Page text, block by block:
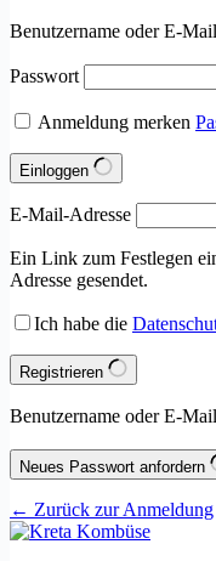
Benutzername oder E-
Passwort
Anmeldung merken
Einloggen
E-Mail-Adresse
Ein Link zum Festlegen
Adresse gesendet.
Ich habe die
Registrieren
Benutzername oder E-
Neues Passwort anfordern
← Zurück zur Anmeldung